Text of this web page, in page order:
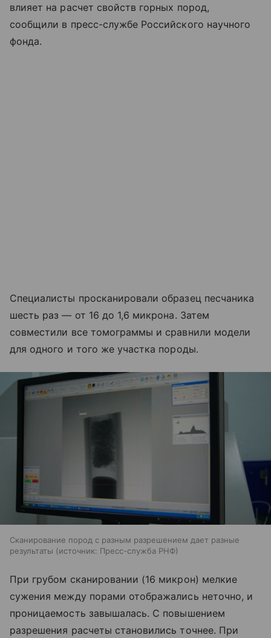
влияет на расчет свойств горных пород,
сообщили в пресс-службе Российского научного
фонда.
Специалисты просканировали образец песчаника
шесть раз — от 16 до 1,6 микрона. Затем
совместили все томограммы и сравнили модели
для одного и того же участка породы.
Сканирование пород с разным разрешением дает разные
результаты
источник: Пресс-служба РНФ
При грубом сканировании (16 микрон) мелкие
сужения между порами отображались неточно, и
проницаемость завышалась. С повышением
разрешения расчеты становились точнее. При